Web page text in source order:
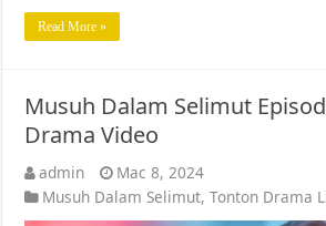
Read More »
Musuh Dalam Selimut
Drama Video
admin
Mac 8, 2024
Musuh Dalam Selimut,Tonton Drama